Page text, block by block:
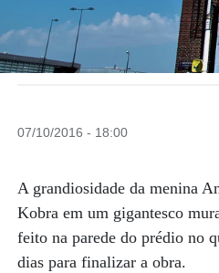
07/10/2016 - 18:00
A grandiosidade da menina
Kobra em um gigantesco
feito na parede do prédio no
dias para finalizar a obra.